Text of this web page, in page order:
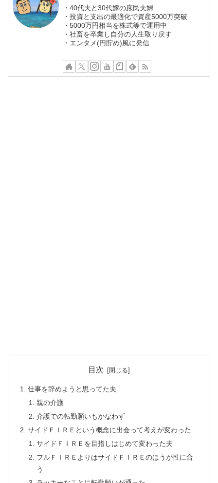
・40代夫と30代嫁の庶民夫婦
・投資と支出の最適化で資産5000万突破
・5000万円相当を株式等で運用中
・社畜を卒業し自分の人生取り戻す
・エンタメ(円貯め)風に発信
目次
仕事を辞めようと思ってた夫
親の介護
介護での転勤願いもかなわず
サイドＦＩＲＥという概念に出会って考えが変わった
サイドＦＩＲＥを目指しはじめて変わった夫
フルＦＩＲＥよりはサイドＦＩＲＥのほうが性に合
う